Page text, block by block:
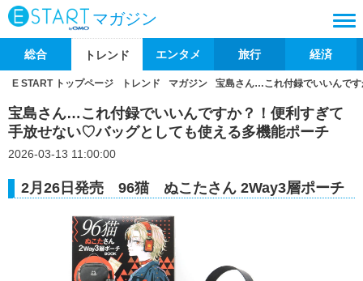
マガジン
総合 トレンド エンタメ 旅行 経済
E START トップページ トレンド マガジン 宝島さん…これ付録でいいんで
宝島さん…これ付録でいいんですか？！便利すぎて
手放せない♡バッグとしても使える多機能ポーチ
2026-03-13 11:00:00
2月26日発売 96猫 ぬこたさん 2Way3層ポーチ